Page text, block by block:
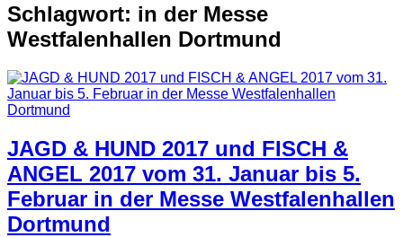
Schlagwort: in der Messe
Westfalenhallen Dortmund
JAGD & HUND 2017 und FISCH &
ANGEL 2017 vom 31. Januar bis 5.
Februar in der Messe Westfalenhallen
Dortmund